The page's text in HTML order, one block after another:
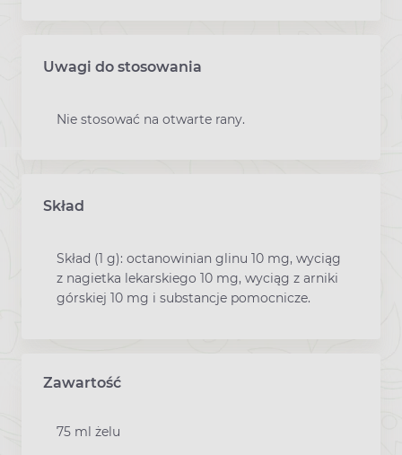
Uwagi do stosowania
Nie stosować na otwarte rany.
Skład
Skład (1 g): octanowinian glinu 10 mg, wyciąg
z nagietka lekarskiego 10 mg, wyciąg z arniki
górskiej 10 mg i substancje pomocnicze.
Zawartość
75 ml żelu